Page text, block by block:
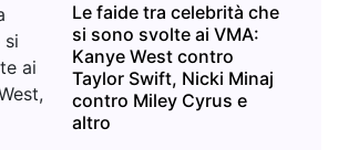
Le faide tra celebrità che
si sono svolte ai VMA:
Kanye West contro
Taylor Swift, Nicki Minaj
contro Miley Cyrus e
altro